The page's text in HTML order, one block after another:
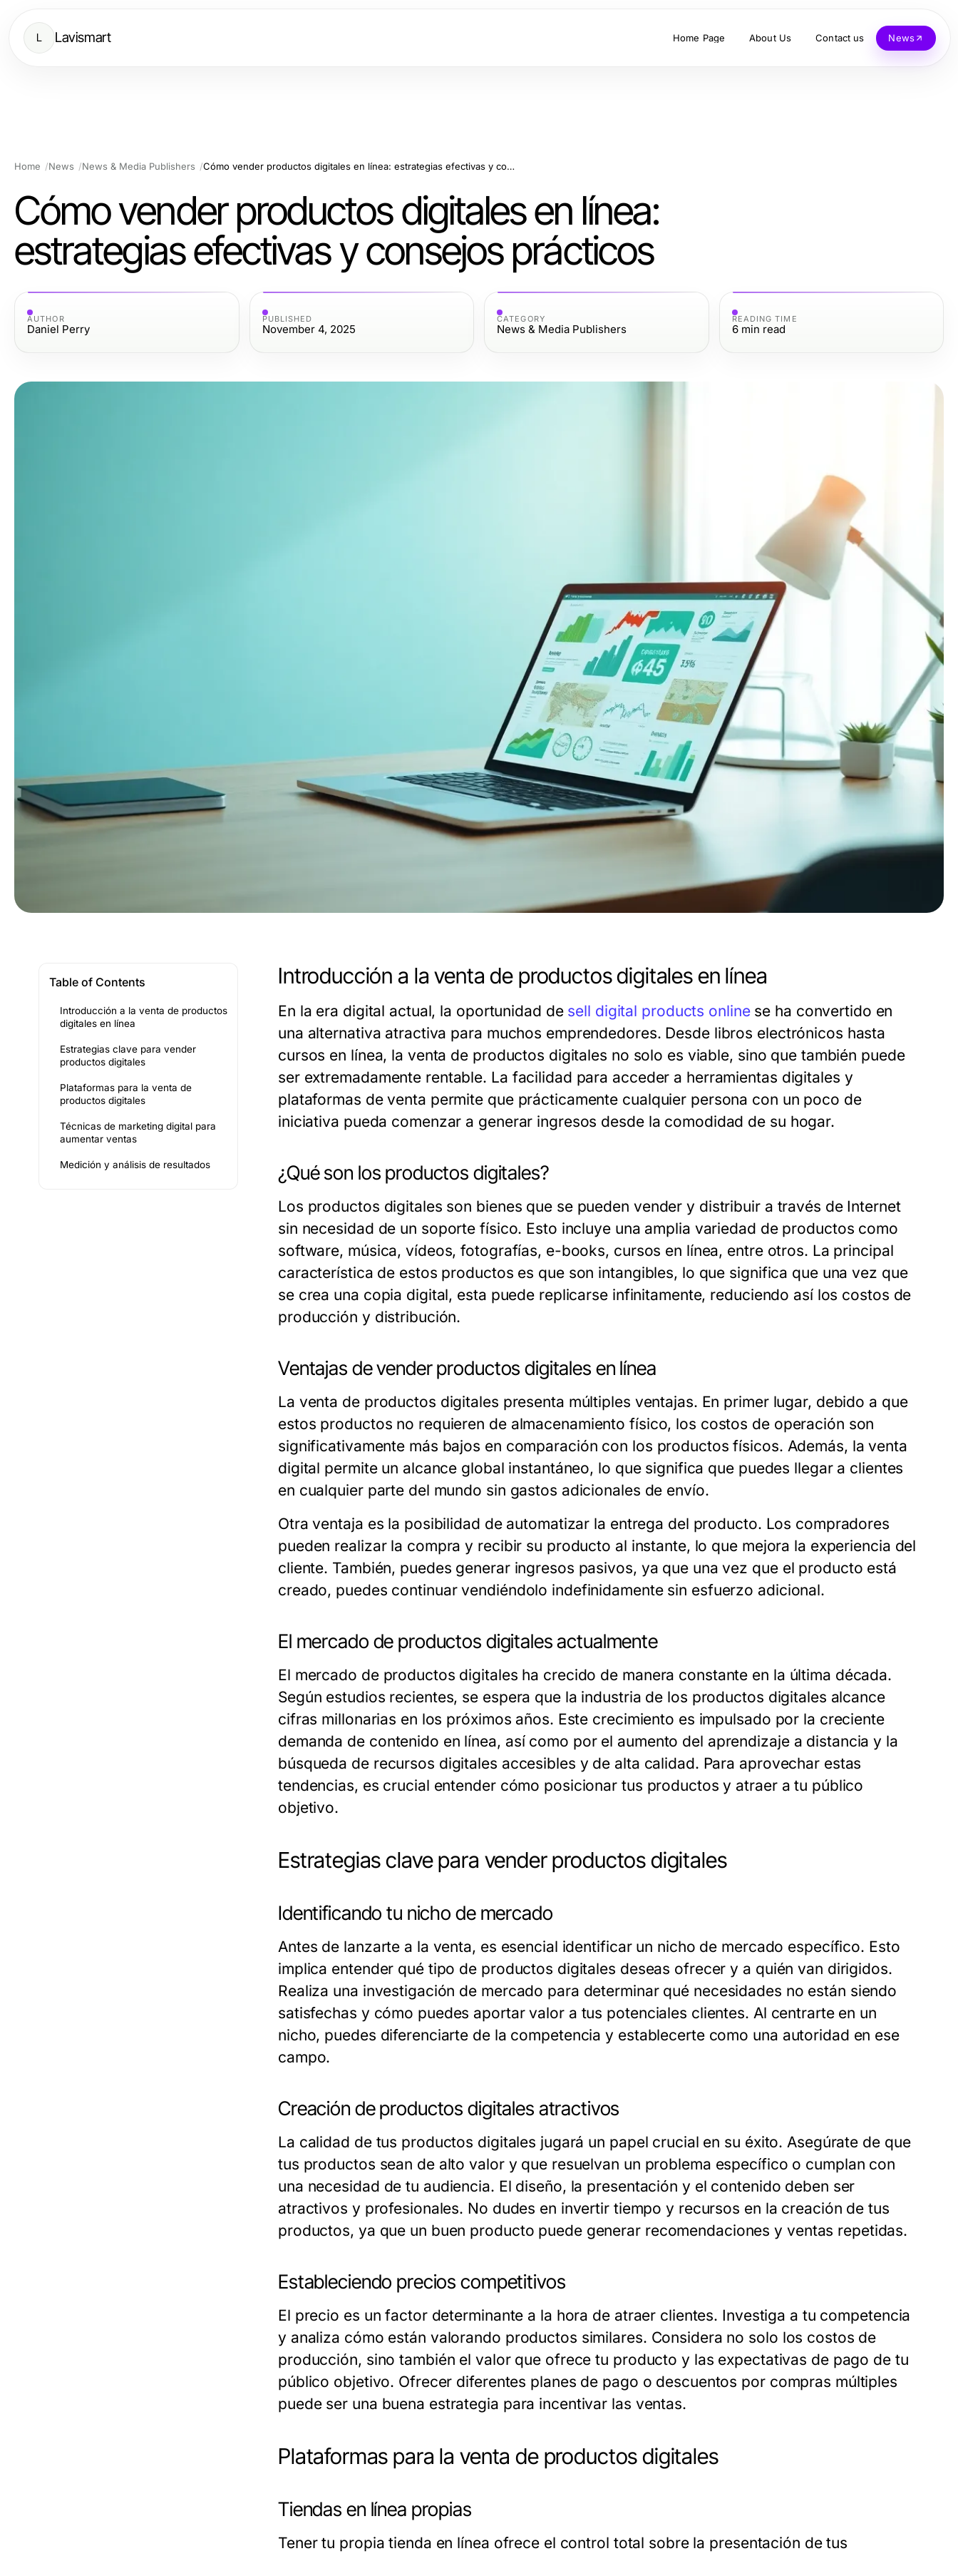
L Lavismart Home Page About Us Contact us News
Home News News & Media Publishers Cómo vender productos digitales en línea: estrategias efectivas y consejos prácticos
Cómo vender productos digitales en línea:
estrategias efectivas y consejos prácticos
AUTHOR
Daniel Perry
PUBLISHED
November 4, 2025
CATEGORY
News & Media Publishers
READING TIME
6 min read
Table of Contents
Introducción a la venta de productos
digitales en línea
Estrategias clave para vender
productos digitales
Plataformas para la venta de
productos digitales
Técnicas de marketing digital para
aumentar ventas
Medición y análisis de resultados
Introducción a la venta de productos digitales en línea
En la era digital actual, la oportunidad de sell digital products onlinese ha convertido en
una alternativa atractiva para muchos emprendedores. Desde libros electrónicos hasta
cursos en línea, la venta de productos digitales no solo es viable, sino que también puede
ser extremadamente rentable. La facilidad para acceder a herramientas digitales y
plataformas de venta permite que prácticamente cualquier persona con un poco de
iniciativa pueda comenzar a generar ingresos desde la comodidad de su hogar.
¿Qué son los productos digitales?
Los productos digitales son bienes que se pueden vender y distribuir a través de Internet
sin necesidad de un soporte físico. Esto incluye una amplia variedad de productos como
software, música, vídeos, fotografías, e-books, cursos en línea, entre otros. La principal
característica de estos productos es que son intangibles, lo que significa que una vez que
se crea una copia digital, esta puede replicarse infinitamente, reduciendo así los costos de
producción y distribución.
Ventajas de vender productos digitales en línea
La venta de productos digitales presenta múltiples ventajas. En primer lugar, debido a que
estos productos no requieren de almacenamiento físico, los costos de operación son
significativamente más bajos en comparación con los productos físicos. Además, la venta
digital permite un alcance global instantáneo, lo que significa que puedes llegar a clientes
en cualquier parte del mundo sin gastos adicionales de envío.
Otra ventaja es la posibilidad de automatizar la entrega del producto. Los compradores
pueden realizar la compra y recibir su producto al instante, lo que mejora la experiencia del
cliente. También, puedes generar ingresos pasivos, ya que una vez que el producto está
creado, puedes continuar vendiéndolo indefinidamente sin esfuerzo adicional.
El mercado de productos digitales actualmente
El mercado de productos digitales ha crecido de manera constante en la última década.
Según estudios recientes, se espera que la industria de los productos digitales alcance
cifras millonarias en los próximos años. Este crecimiento es impulsado por la creciente
demanda de contenido en línea, así como por el aumento del aprendizaje a distancia y la
búsqueda de recursos digitales accesibles y de alta calidad. Para aprovechar estas
tendencias, es crucial entender cómo posicionar tus productos y atraer a tu público
objetivo.
Estrategias clave para vender productos digitales
Identificando tu nicho de mercado
Antes de lanzarte a la venta, es esencial identificar un nicho de mercado específico. Esto
implica entender qué tipo de productos digitales deseas ofrecer y a quién van dirigidos.
Realiza una investigación de mercado para determinar qué necesidades no están siendo
satisfechas y cómo puedes aportar valor a tus potenciales clientes. Al centrarte en un
nicho, puedes diferenciarte de la competencia y establecerte como una autoridad en ese
campo.
Creación de productos digitales atractivos
La calidad de tus productos digitales jugará un papel crucial en su éxito. Asegúrate de que
tus productos sean de alto valor y que resuelvan un problema específico o cumplan con
una necesidad de tu audiencia. El diseño, la presentación y el contenido deben ser
atractivos y profesionales. No dudes en invertir tiempo y recursos en la creación de tus
productos, ya que un buen producto puede generar recomendaciones y ventas repetidas.
Estableciendo precios competitivos
El precio es un factor determinante a la hora de atraer clientes. Investiga a tu competencia
y analiza cómo están valorando productos similares. Considera no solo los costos de
producción, sino también el valor que ofrece tu producto y las expectativas de pago de tu
público objetivo. Ofrecer diferentes planes de pago o descuentos por compras múltiples
puede ser una buena estrategia para incentivar las ventas.
Plataformas para la venta de productos digitales
Tiendas en línea propias
Tener tu propia tienda en línea ofrece el control total sobre la presentación de tus